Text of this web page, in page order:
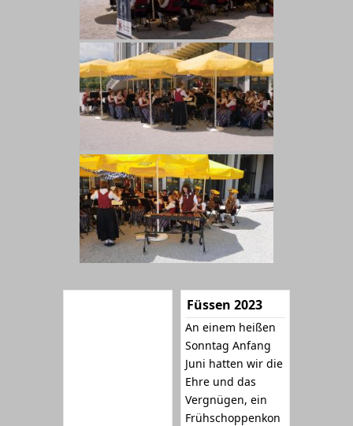
Füssen 2023
An einem heißen
Sonntag Anfang
Juni hatten wir die
Ehre und das
Vergnügen, ein
Frühschoppenkon